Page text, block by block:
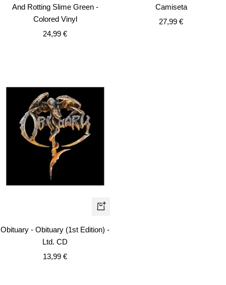
And Rotting Slime Green -
Colored Vinyl
Precio
24,99 €
Camiseta
Precio
27,99 €
+
Añadir
Obituary - Obituary (1st Edition) -
Ltd. CD
Precio
13,99 €